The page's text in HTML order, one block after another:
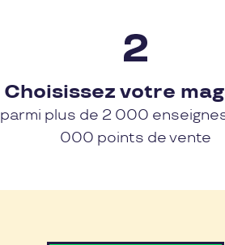
Choisissez votre
parmi plus de 2 000
000 points de vente